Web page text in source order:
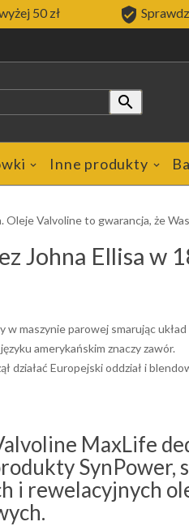
50 zł 

Inne produkty
Valvoline to gwarancja, że
Johna Ellisa w
maszynie parowej smarując układ
amerykańskim znaczy zawór.
działać Europejski oddział i
MaxLife
SynPower,
i rewelacyjnych